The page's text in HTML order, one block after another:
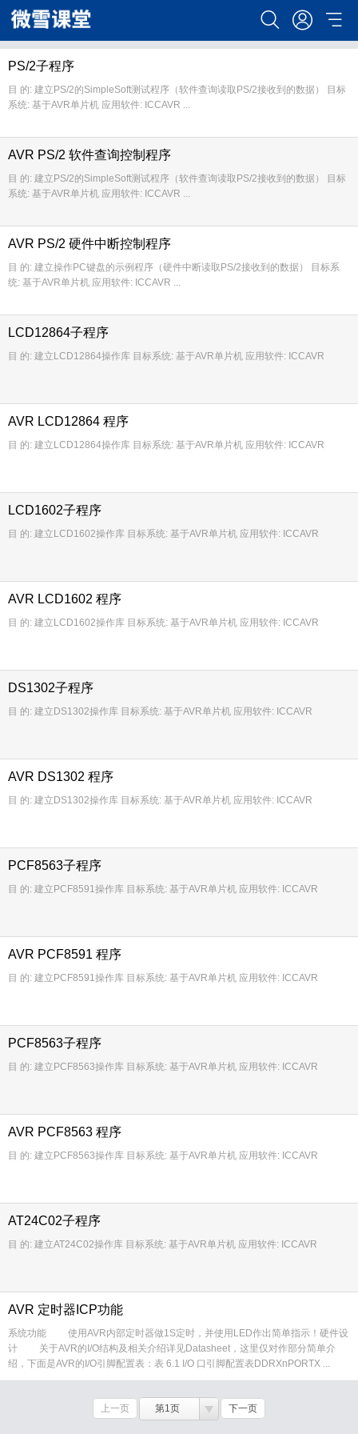
搜索
PS/2子程序
目 的: 建立PS/2的SimpleSoft测试程序（软件查询读取PS/2接收到的数据） 目标
系统: 基于AVR单片机 应用软件: ICCAVR ...
AVR PS/2 软件查询控制程序
目 的: 建立PS/2的SimpleSoft测试程序（软件查询读取PS/2接收到的数据） 目标
系统: 基于AVR单片机 应用软件: ICCAVR ...
AVR PS/2 硬件中断控制程序
目 的: 建立操作PC键盘的示例程序（硬件中断读取PS/2接收到的数据） 目标系
统: 基于AVR单片机 应用软件: ICCAVR ...
LCD12864子程序
目 的: 建立LCD12864操作库 目标系统: 基于AVR单片机 应用软件: ICCAVR
AVR LCD12864 程序
目 的: 建立LCD12864操作库 目标系统: 基于AVR单片机 应用软件: ICCAVR
LCD1602子程序
目 的: 建立LCD1602操作库 目标系统: 基于AVR单片机 应用软件: ICCAVR
AVR LCD1602 程序
目 的: 建立LCD1602操作库 目标系统: 基于AVR单片机 应用软件: ICCAVR
DS1302子程序
目 的: 建立DS1302操作库 目标系统: 基于AVR单片机 应用软件: ICCAVR
AVR DS1302 程序
目 的: 建立DS1302操作库 目标系统: 基于AVR单片机 应用软件: ICCAVR
PCF8563子程序
目 的: 建立PCF8591操作库 目标系统: 基于AVR单片机 应用软件: ICCAVR
AVR PCF8591 程序
目 的: 建立PCF8591操作库 目标系统: 基于AVR单片机 应用软件: ICCAVR
PCF8563子程序
目 的: 建立PCF8563操作库 目标系统: 基于AVR单片机 应用软件: ICCAVR
AVR PCF8563 程序
目 的: 建立PCF8563操作库 目标系统: 基于AVR单片机 应用软件: ICCAVR
AT24C02子程序
目 的: 建立AT24C02操作库 目标系统: 基于AVR单片机 应用软件: ICCAVR
AVR 定时器ICP功能
系统功能 使用AVR内部定时器做1S定时，并使用LED作出简单指示！硬件设
计 关于AVR的I/O结构及相关介绍详见Datasheet，这里仅对作部分简单介
绍，下面是AVR的I/O引脚配置表：表 6.1 I/O 口引脚配置表DDRXnPORTX ...
上一页 第1页 下一页